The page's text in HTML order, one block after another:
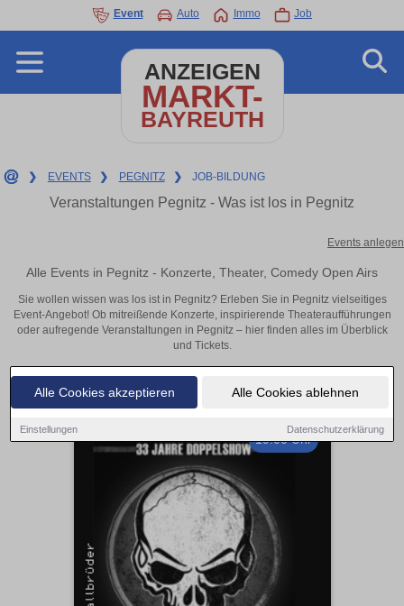
Alle Cookies akzeptieren Alle Cookies ablehnen
Einstellungen Datenschutzerklärung
Event Auto Immo Job
ANZEIGEN
MARKT-
BAYREUTH
❯ EVENTS ❯ PEGNITZ ❯ JOB-BILDUNG
Veranstaltungen Pegnitz - Was ist los in Pegnitz
Events anlegen
Alle Events in Pegnitz - Konzerte, Theater, Comedy Open Airs
Sie wollen wissen was los ist in Pegnitz? Erleben Sie in Pegnitz vielseitiges
Event-Angebot! Ob mitreißende Konzerte, inspirierende Theateraufführungen
oder aufregende Veranstaltungen in Pegnitz – hier finden alles im Überblick
und Tickets.
19:00 Uhr